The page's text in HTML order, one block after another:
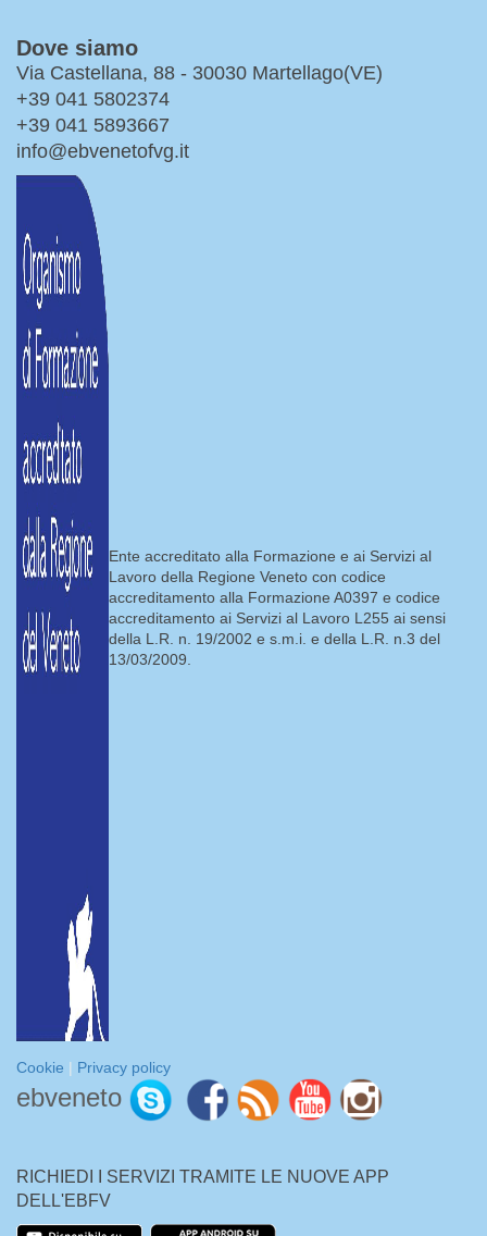
Dove siamo
Via Castellana, 88 - 30030 Martellago(VE)
+39 041 5802374
+39 041 5893667
info@ebvenetofvg.it
Ente accreditato alla Formazione e ai Servizi al
Lavoro della Regione Veneto con codice
accreditamento alla Formazione A0397 e codice
accreditamento ai Servizi al Lavoro L255 ai sensi
della L.R. n. 19/2002 e s.m.i. e della L.R. n.3 del
13/03/2009.
Cookie | Privacy policy
ebveneto
RICHIEDI I SERVIZI TRAMITE LE NUOVE APP
DELL'EBFV